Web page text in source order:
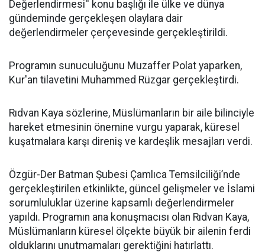
Değerlendirmesi'' konu başlığı ile ülke ve dünya
gündeminde gerçekleşen olaylara dair
değerlendirmeler çerçevesinde gerçekleştirildi.
Programın sunuculuğunu Muzaffer Polat yaparken,
Kur'an tilavetini Muhammed Rüzgar gerçekleştirdi.
Rıdvan Kaya sözlerine, Müslümanların bir aile bilinciyle
hareket etmesinin önemine vurgu yaparak, küresel
kuşatmalara karşı direniş ve kardeşlik mesajları verdi.
Özgür-Der Batman Şubesi Çamlıca Temsilciliği’nde
gerçekleştirilen etkinlikte, güncel gelişmeler ve İslami
sorumluluklar üzerine kapsamlı değerlendirmeler
yapıldı. Programın ana konuşmacısı olan Rıdvan Kaya,
Müslümanların küresel ölçekte büyük bir ailenin ferdi
olduklarını unutmamaları gerektiğini hatırlattı.